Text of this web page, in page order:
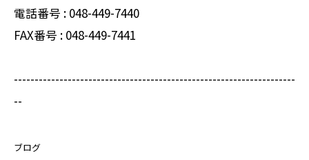
電話番号 : 048-449-7440
FAX番号 : 048-449-7441
--------------------------------------------------------------------
--
ブログ